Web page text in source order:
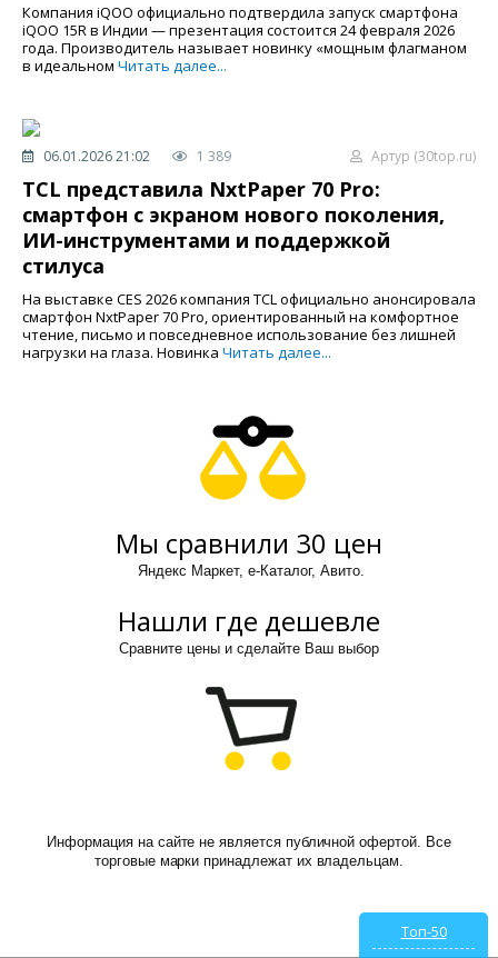
Компания iQOO официально подтвердила запуск смартфона
iQOO 15R в Индии — презентация состоится 24 февраля 2026
года. Производитель называет новинку «мощным флагманом
в идеальном Читать далее...
06.01.2026 21:02 1 389 Артур (30top.ru)
TCL представила NxtPaper 70 Pro:
смартфон с экраном нового поколения,
ИИ-инструментами и поддержкой
стилуса
На выставке CES 2026 компания TCL официально анонсировала
смартфон NxtPaper 70 Pro, ориентированный на комфортное
чтение, письмо и повседневное использование без лишней
нагрузки на глаза. Новинка Читать далее...
Мы сравнили 30 цен
Яндекс Маркет, е-Каталог, Авито.
Нашли где дешевле
Сравните цены и сделайте Ваш выбор
Информация на сайте не является публичной офертой. Все
торговые марки принадлежат их владельцам.
Топ-50